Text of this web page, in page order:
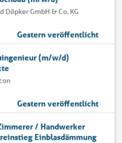
Döpker GmbH & Co. KG
Gestern veröffentlicht
(m/w/d)
Gestern veröffentlicht
/ Handwerker
Einblasdämmung